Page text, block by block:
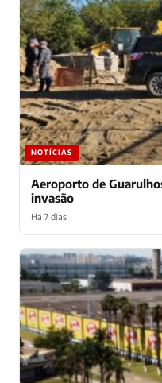
NOTÍCIAS
Aeroporto de
invasão
Há 7 dias